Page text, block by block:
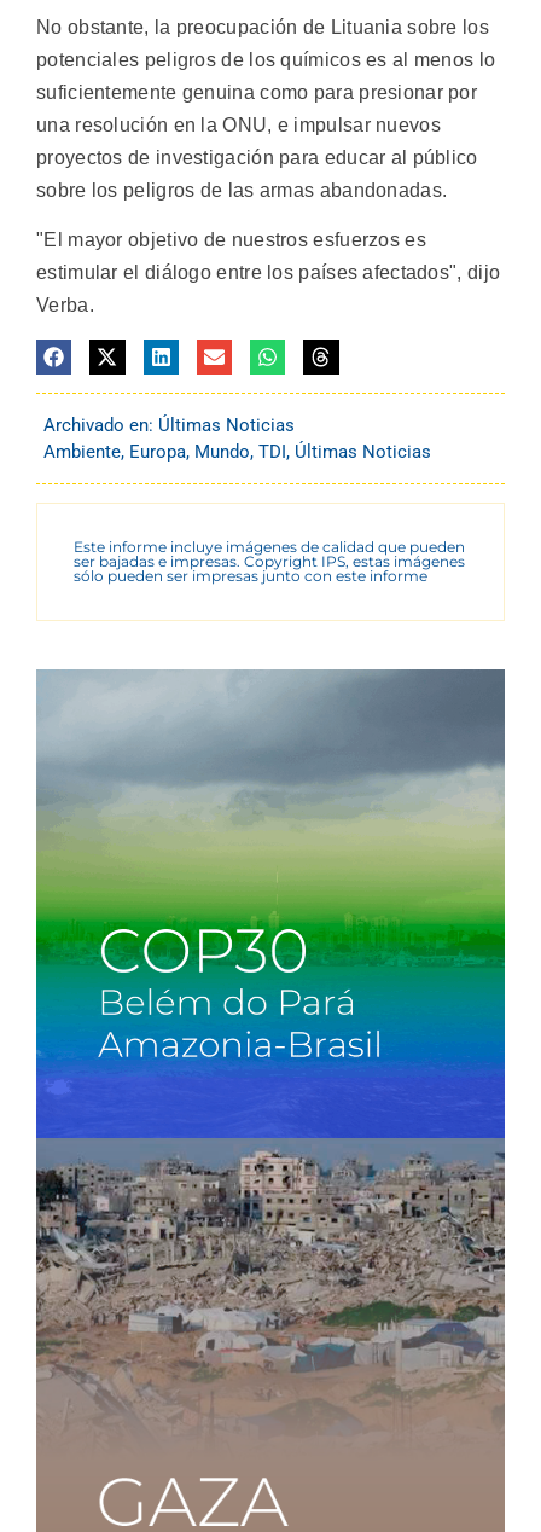
No obstante, la preocupación de Lituania sobre los
potenciales peligros de los químicos es al menos lo
suficientemente genuina como para presionar por
una resolución en la ONU, e impulsar nuevos
proyectos de investigación para educar al público
sobre los peligros de las armas abandonadas.
"El mayor objetivo de nuestros esfuerzos es
estimular el diálogo entre los países afectados", dijo
Verba.
Archivado en: Últimas Noticias
Ambiente, Europa, Mundo, TDI, Últimas Noticias
Este informe incluye imágenes de calidad que pueden
ser bajadas e impresas. Copyright IPS, estas imágenes
sólo pueden ser impresas junto con este informe